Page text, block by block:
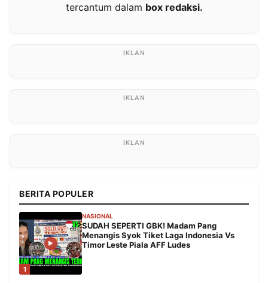
tercantum dalam box redaksi.
BERITA POPULER
1
NASIONAL
SUDAH SEPERTI GBK! Madam Pang
Menangis Syok Tiket Laga Indonesia Vs
Timor Leste Piala AFF Ludes